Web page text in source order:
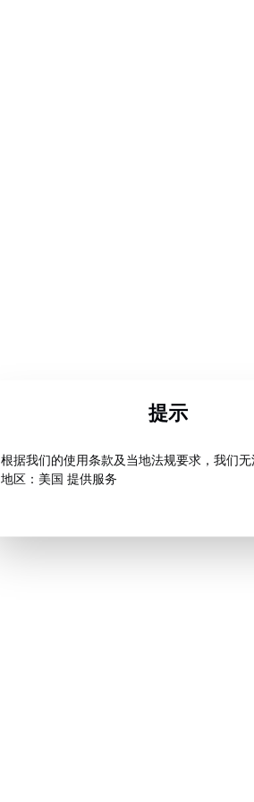
提示
根据我们的使用条款及当地法规要求，我们
地区：美国 提供服务